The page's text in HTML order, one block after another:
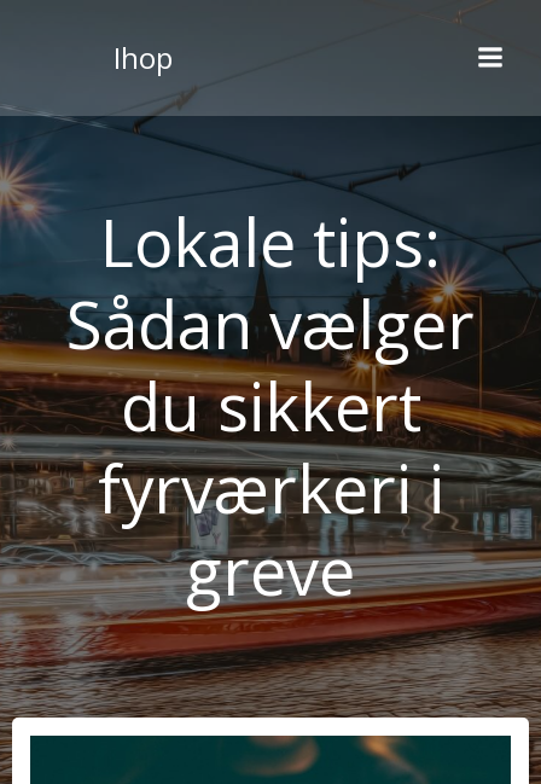
Ihop
Lokale tips:
Sådan vælger
du sikkert
fyrværkeri i
greve